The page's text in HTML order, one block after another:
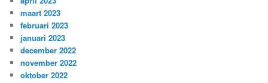
maart 2023
februari 2023
januari 2023
december 2022
november 2022
oktober 2022